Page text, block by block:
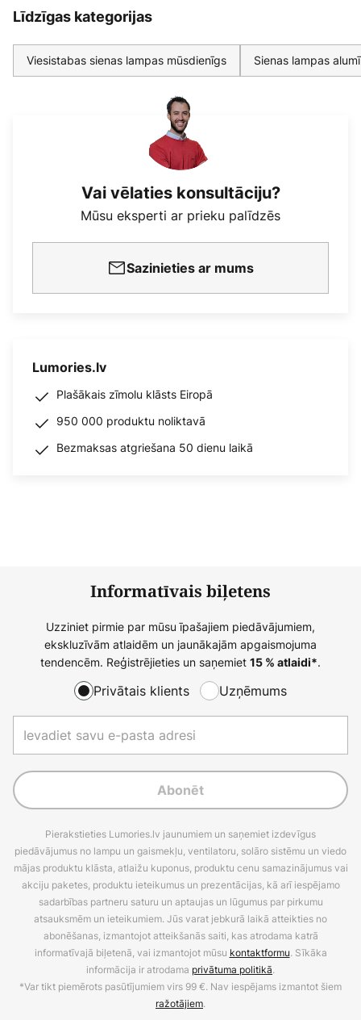
Līdzīgas kategorijas
Viesistabas sienas lampas mūsdienīgs Sienas lampas
Vai vēlaties konsultāciju?
Mūsu eksperti ar prieku palīdzēs
Sazinieties ar mums
Lumories.lv
Plašākais zīmolu klāsts Eiropā
950 000 produktu noliktavā
Bezmaksas atgriešana 50 dienu laikā
Informatīvais biļetens
Uzziniet pirmie par mūsu īpašajiem piedāvājumiem,
ekskluzīvām atlaidēm un jaunākajām apgaismojuma
tendencēm. Reģistrējieties un saņemiet 15 % atlaidi*.
Privātais klients Uzņēmums
Abonēt
Pierakstieties Lumories.lv jaunumiem un saņemiet izdevīgus
piedāvājumus no lampu un gaismekļu, ventilatoru, solāro sistēmu un viedo
mājas produktu klāsta, atlaižu kuponus, produktu cenu samazinājumus vai
akciju paketes, produktu ieteikumus un prezentācijas, kā arī iespējamo
sadarbības partneru saturu un aptaujas un lūgumus par pirkumu
atsauksmēm un ieteikumiem. Jūs varat jebkurā laikā atteikties no
abonēšanas, izmantojot atteikšanās saiti, kas atrodama katrā
informatīvajā biļetenā, vai izmantojot mūsu kontaktformu. Sīkāka
informācija ir atrodama privātuma politikā.
*Var tikt piemērots pasūtījumiem virs 99 €. Nav iespējams izmantot šiem
ražotājiem.